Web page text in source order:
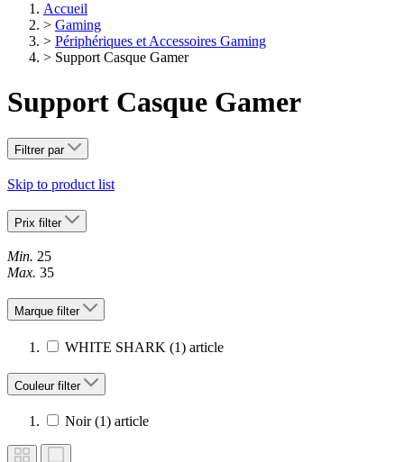
Accueil
> Gaming
> Périphériques et Accessoires Gaming
> Support Casque Gamer
Support Casque Gamer
Filtrer par
Skip to product list
Prix filter
Min. 25
Max. 35
Marque filter
WHITE SHARK (1) article
Couleur filter
Noir (1) article